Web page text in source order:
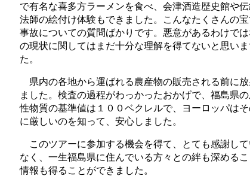
で有名な喜多方ラーメンを食べ、会津酒造歴史館や
法師の絵付け体験もできました。こんなたくさんの
事故についての質問ばかりです。悪意があるわけで
の現状に関してはまだ十分な理解を得てないと思い
た。
県内の各地から運ばれる農産物の販売される前に
ました。検査の過程がわっかったおかげで、福島県
性物質の基準値は１００ベクレルで、ヨーロッパは
に厳しいのを知って、安心しました。
このツアーに参加する機会を得て、とても感謝し
なく、一生福島県に住んでいる方々との絆も深める
情報も得ることができました。